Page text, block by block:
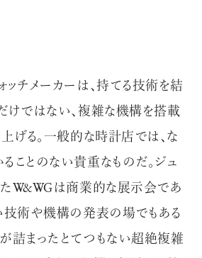
ッチメーカーは、持てる技術を結
けではない、複雑な機構を搭載
上げる。一般的な時計店では、な
ことのない貴重なものだ。ジュ
W&WGは商業的な展示会であ
技術や機構の発表の場でもある
詰まったとてつもない超絶複雑